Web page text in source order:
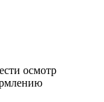
осмотр